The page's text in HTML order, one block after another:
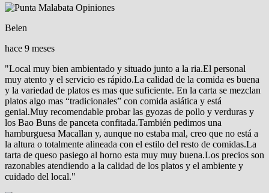
Belen
hace 9 meses
"Local muy bien ambientado y situado junto a la ria.El personal
muy atento y el servicio es rápido.La calidad de la comida es buena
y la variedad de platos es mas que suficiente. En la carta se mezclan
platos algo mas “tradicionales” con comida asiática y está
genial.Muy recomendable probar las gyozas de pollo y verduras y
los Bao Buns de panceta confitada.También pedimos una
hamburguesa Macallan y, aunque no estaba mal, creo que no está a
la altura o totalmente alineada con el estilo del resto de comidas.La
tarta de queso pasiego al horno esta muy muy buena.Los precios son
razonables atendiendo a la calidad de los platos y el ambiente y
cuidado del local."